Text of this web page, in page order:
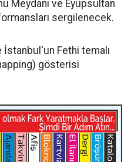
Meydanı ve Eyüpsultan
sergilenecek.
İstanbul'un Fethi temalı
gösterisi